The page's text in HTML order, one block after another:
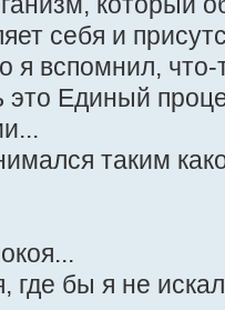
себя и
вспомнил, что-
Единый
таким
где бы я не